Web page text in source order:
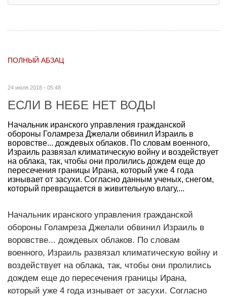
ПОЛНЫЙ АБЗАЦ
24 июля 2018 - 05:48
ЕСЛИ В НЕБЕ НЕТ ВОДЫ
Начальник иранского управления гражданской
обороны Голамреза Джелали обвинил Израиль в
воровстве... дождевых облаков. По словам военного,
Израиль развязал климатическую войну и воздействует
на облака, так, чтобы они пролились дождем еще до
пересечения границы Ирана, который уже 4 года
изнывает от засухи. Согласно данным ученых, снегом,
который превращается в живительную влагу,...
Начальник иранского управления гражданской
обороны Голамреза Джелали обвинил Израиль в
воровстве... дождевых облаков. По словам
военного, Израиль развязал климатическую войну и
воздействует на облака, так, чтобы они пролились
дождем еще до пересечения границы Ирана,
который уже 4 года изнывает от засухи. Согласно